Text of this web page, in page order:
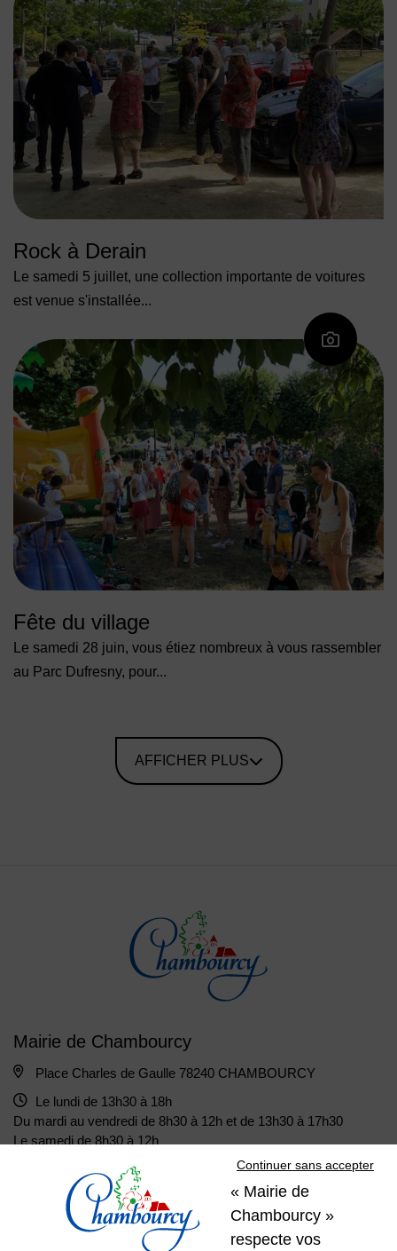
Rock à Derain
Le samedi 5 juillet, une collection importante de voitures
est venue s'installée...
Fête du village
Le samedi 28 juin, vous étiez nombreux à vous rassembler
au Parc Dufresny, pour...
AFFICHER PLUS
Mairie de Chambourcy
Place Charles de Gaulle 78240 CHAMBOURCY
Le lundi de 13h30 à 18h
Du mardi au vendredi de 8h30 à 12h et de 13h30 à 17h30
Le samedi de 8h30 à 12h
01 39 22 31 31 Nous contacter
Continuer sans accepter
« Mairie de
Chambourcy »
respecte vos